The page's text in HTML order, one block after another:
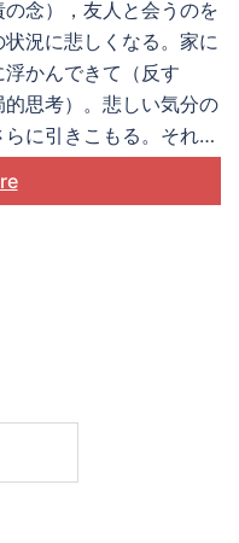
間軸や外からのプレッ
応し、時間を管理する
のような変化は健康的
り、パンデミックの中
なります。 運動、座
は明確な推奨事項が出
」という目標よりも
熱が続くようであれば
感覚を気にして症状が
念），友人と会うのを
況に悲しくなる。家に
かんできて（反す
思考）。悲しい気分の
に引きこもる。それで